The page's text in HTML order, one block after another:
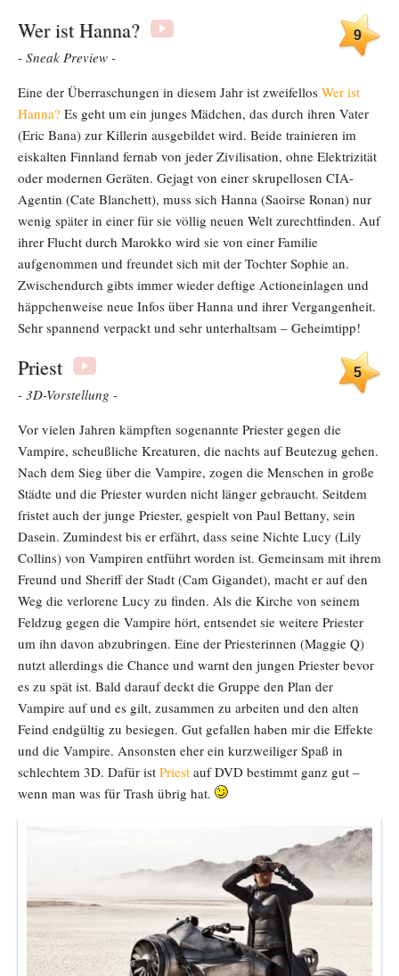
Wer ist Hanna? 9
- Sneak Preview -
Eine der Überraschungen in diesem Jahr ist zweifellos Wer ist
Hanna? Es geht um ein junges Mädchen, das durch ihren Vater
(Eric Bana) zur Killerin ausgebildet wird. Beide trainieren im
eiskalten Finnland fernab von jeder Zivilisation, ohne Elektrizität
oder modernen Geräten. Gejagt von einer skrupellosen CIA-
Agentin (Cate Blanchett), muss sich Hanna (Saoirse Ronan) nur
wenig später in einer für sie völlig neuen Welt zurechtfinden. Auf
ihrer Flucht durch Marokko wird sie von einer Familie
aufgenommen und freundet sich mit der Tochter Sophie an.
Zwischendurch gibts immer wieder deftige Actioneinlagen und
häppchenweise neue Infos über Hanna und ihrer Vergangenheit.
Sehr spannend verpackt und sehr unterhaltsam – Geheimtipp!
Priest 5
- 3D-Vorstellung -
Vor vielen Jahren kämpften sogenannte Priester gegen die
Vampire, scheußliche Kreaturen, die nachts auf Beutezug gehen.
Nach dem Sieg über die Vampire, zogen die Menschen in große
Städte und die Priester wurden nicht länger gebraucht. Seitdem
fristet auch der junge Priester, gespielt von Paul Bettany, sein
Dasein. Zumindest bis er erfährt, dass seine Nichte Lucy (Lily
Collins) von Vampiren entführt worden ist. Gemeinsam mit ihrem
Freund und Sheriff der Stadt (Cam Gigandet), macht er auf den
Weg die verlorene Lucy zu finden. Als die Kirche von seinem
Feldzug gegen die Vampire hört, entsendet sie weitere Priester
um ihn davon abzubringen. Eine der Priesterinnen (Maggie Q)
nutzt allerdings die Chance und warnt den jungen Priester bevor
es zu spät ist. Bald darauf deckt die Gruppe den Plan der
Vampire auf und es gilt, zusammen zu arbeiten und den alten
Feind endgültig zu besiegen. Gut gefallen haben mir die Effekte
und die Vampire. Ansonsten eher ein kurzweiliger Spaß in
schlechtem 3D. Dafür ist Priest auf DVD bestimmt ganz gut –
wenn man was für Trash übrig hat.